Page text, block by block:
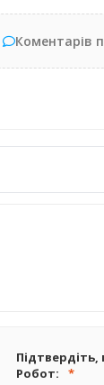
Коментарів
Робот: